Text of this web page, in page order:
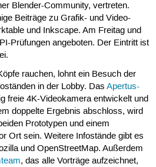
Blender-Community, vertreten.
Beiträge zu Grafik- und Video-
und Inkscape. Am Freitag und
Prüfungen angeboten. Der Eintritt ist
rauchen, lohnt ein Besuch der
in der Lobby. Das Apertus-
freie 4K-Videokamera entwickelt und
doppelte Ergebnis abschloss, wird
Prototypen und einem
Ort sein. Weitere Infostände gibt es
und OpenStreetMap. Außerdem
, das alle Vorträge aufzeichnet,